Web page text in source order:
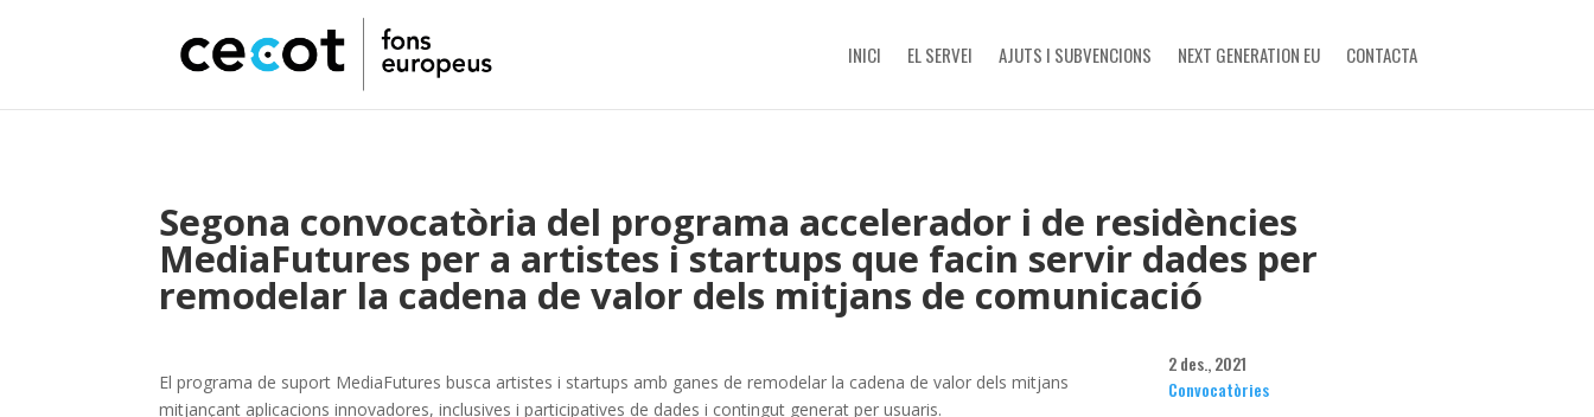
INICI EL SERVEI AJUTS I SUBVENCIONS NEXT GENERATION EU CONTACTA
Segona convocatòria del programa accelerador i de residències
MediaFutures per a artistes i startups que facin servir dades per
remodelar la cadena de valor dels mitjans de comunicació
El programa de suport MediaFutures busca artistes i startups amb ganes de remodelar la cadena de valor dels mitjans
mitjançant aplicacions innovadores, inclusives i participatives de dades i contingut generat per usuaris.
2 des., 2021
Convocatòries